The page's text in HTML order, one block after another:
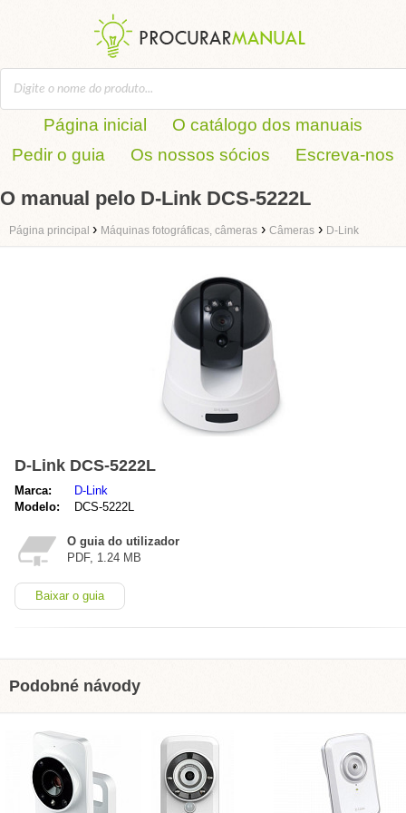
Página inicial
O catálogo dos manuais
Pedir o guia
Os nossos sócios Escreva-nos
O manual pelo D-Link DCS-5222L
Página principal › Máquinas fotográficas, câmeras › Câmeras › D-Link
D-Link DCS-5222L
Marca:
D-Link
Modelo:
DCS-5222L
O guia do utilizador
PDF, 1.24 MB
Baixar o guia
Podobné návody